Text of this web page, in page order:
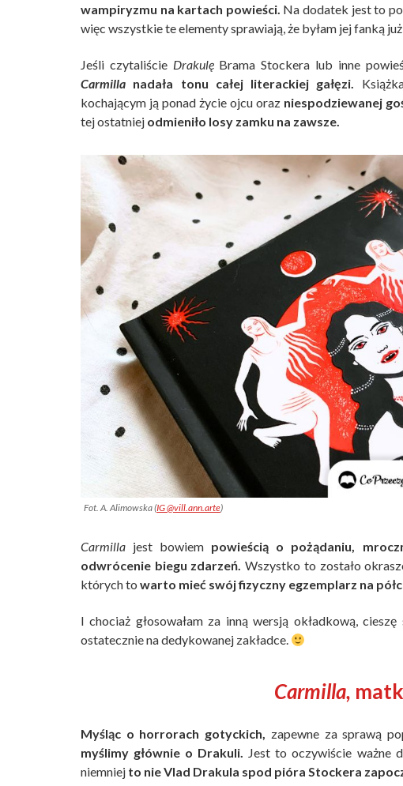
wampiryzmu na kartach powieści. Na dodatek jest to
więc wszystkie te elementy sprawiają, że byłam jej fanką już
Jeśli czytaliście Drakulę Brama Stockera lub inne
Carmilla nadała tonu całej literackiej gałęzi.
kochającym ją ponad życie ojcu oraz niespodziewanej
tej ostatniej odmieniło losy zamku na zawsze.
Fot. A. Alimowska (IG @vill.ann.arte)
Carmilla jest bowiem powieścią o pożądaniu,
odwrócenie biegu zdarzeń. Wszystko to zostało
których to warto mieć swój fizyczny egzemplarz na
I chociaż głosowałam za inną wersją okładkową,
ostatecznie na dedykowanej zakładce.
Carmilla,
Myśląc o horrorach gotyckich, zapewne za sprawą
myślimy głównie o Drakuli. Jest to oczywiście ważne
niemniej to nie Vlad Drakula spod pióra Stockera